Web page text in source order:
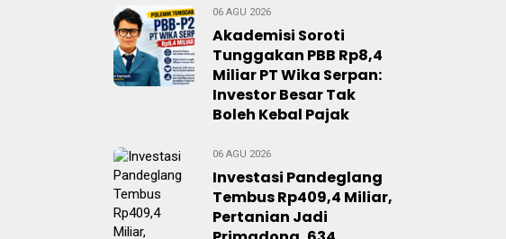
06 AGU 2026
Akademisi Soroti
Tunggakan PBB Rp8,4
Miliar PT Wika Serpan:
Investor Besar Tak
Boleh Kebal Pajak
06 AGU 2026
Investasi Pandeglang
Tembus Rp409,4 Miliar,
Pertanian Jadi